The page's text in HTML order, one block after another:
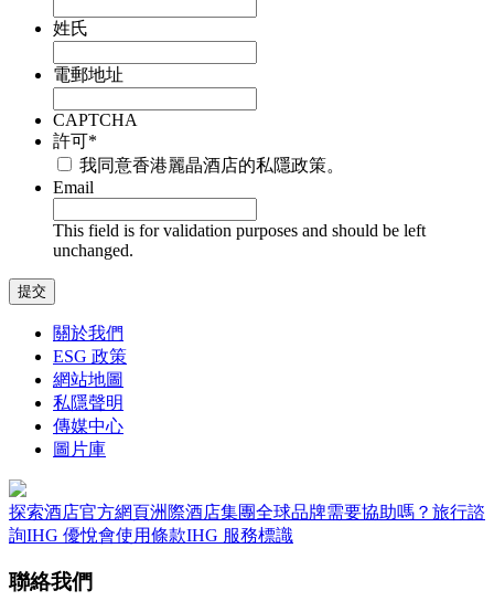
姓氏
電郵地址
CAPTCHA
許可*
我同意香港麗晶酒店的私隱政策。
Email
This field is for validation purposes and should be left
unchanged.
關於我們
ESG 政策
網站地圖
私隱聲明
傳媒中心
圖片庫
探索酒店官方網頁洲際酒店集團全球品牌需要協助嗎？ 旅行諮
詢IHG 優悅會使用條款IHG 服務標識
聯絡我們